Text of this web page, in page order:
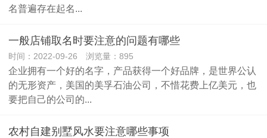
名普遍存在起名...
一般店铺取名时要注意的问题有哪些
时间：2022-09-26 浏览量：895
企业拥有一个好的名字，产品获得一个好品牌，是世界公认
的无形资产，美国的美孚石油公司，不惜花费上亿美元，也
要把自己的公司的...
农村自建别墅风水要注意哪些事项